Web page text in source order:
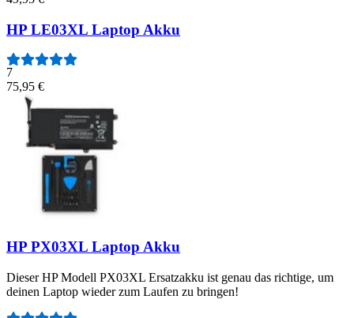
HP LE03XL Laptop Akku
7
75,95 €
HP PX03XL Laptop Akku
Dieser HP Modell PX03XL Ersatzakku ist genau das richtige, um
deinen Laptop wieder zum Laufen zu bringen!